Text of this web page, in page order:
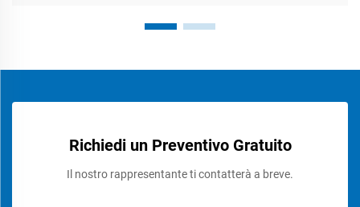
Richiedi un Preventivo Gratuito
Il nostro rappresentante ti contatterà a breve.